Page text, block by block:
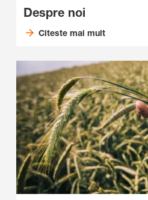
Despre noi
Citeste mai mult